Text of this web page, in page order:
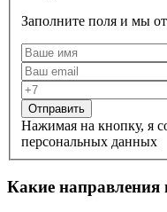
Заполните поля и мы
Отправить
Нажимая на кнопку, я
персональных данных
Какие направления